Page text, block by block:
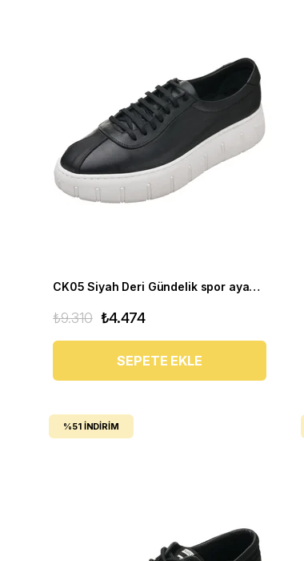
CK05 Siyah Deri Gündelik spor ayakkabı rahat geniş kalıp yeni sezon
₺4.474
₺9.310
SEPETE EKLE
%51 İNDIRIM